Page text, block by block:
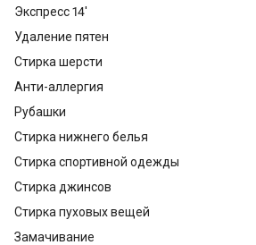
Экспресс 14'
Удаление пятен
Стирка шерсти
Анти-аллергия
Рубашки
Стирка нижнего белья
Стирка спортивной одежды
Стирка джинсов
Стирка пуховых вещей
Замачивание